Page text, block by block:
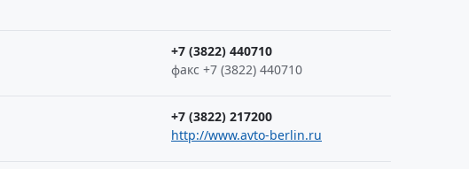
+7 (3822) 440710
факс +7 (3822) 440710
+7 (3822) 217200
http://www.avto-berlin.ru